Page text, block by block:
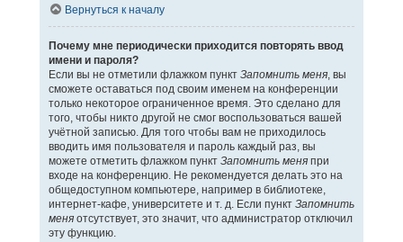
Вернуться к началу
Почему мне периодически приходится повторять ввод
имени и пароля?
Если вы не отметили флажком пункт Запомнить меня, вы
сможете оставаться под своим именем на конференции
только некоторое ограниченное время. Это сделано для
того, чтобы никто другой не смог воспользоваться вашей
учётной записью. Для того чтобы вам не приходилось
вводить имя пользователя и пароль каждый раз, вы
можете отметить флажком пункт Запомнить меняпри
входе на конференцию. Не рекомендуется делать это на
общедоступном компьютере, например в библиотеке,
интернет-кафе, университете и т. д. Если пункт Запомнить
меняотсутствует, это значит, что администратор отключил
эту функцию.